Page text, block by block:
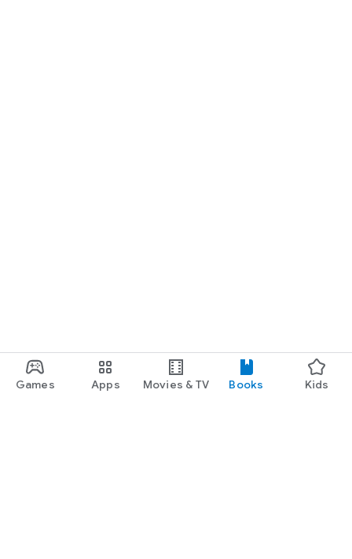
Games Apps Movies & TV Books Kids